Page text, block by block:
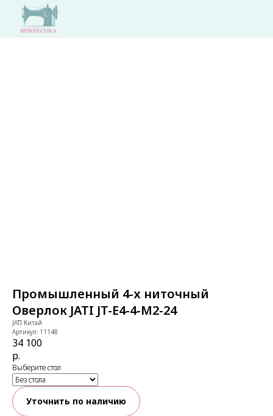
Промышленный 4-х ниточный
Оверлок JATI JT-E4-4-M2-24
JATI Китай
Артикул: 11148
34 100
р.
Выберите стол
Уточнить по наличию